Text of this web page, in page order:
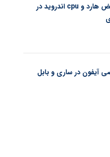
دوره تخصصی تعویض هارد و cpu اندروید در
آیفون در ساری و بابل